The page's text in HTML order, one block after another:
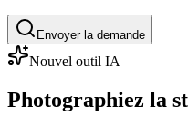
Envoyer la demande
Nouvel outil IA
Photographiez la